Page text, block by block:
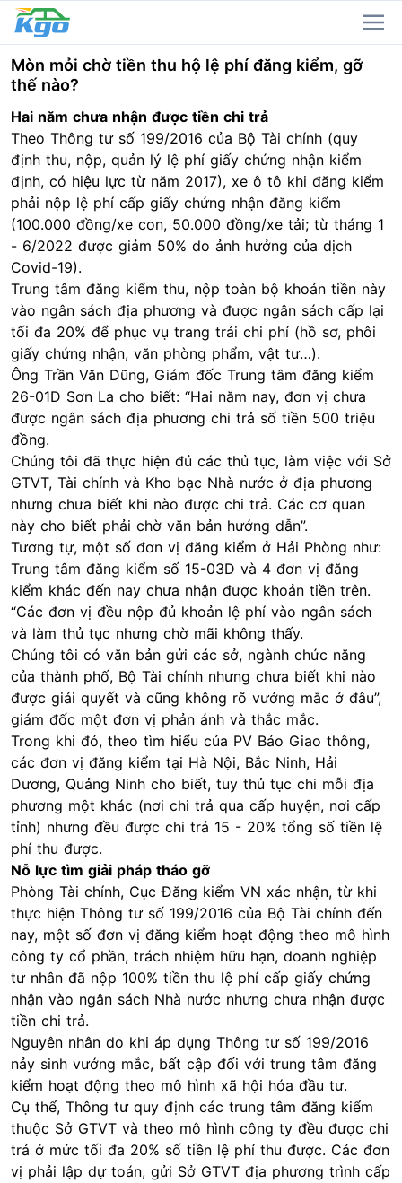
Mòn mỏi chờ tiền thu hộ lệ phí đăng kiểm, gỡ
thế nào?
Hai năm chưa nhận được tiền chi trả
Theo Thông tư số 199/2016 của Bộ Tài chính (quy
định thu, nộp, quản lý lệ phí giấy chứng nhận kiểm
định, có hiệu lực từ năm 2017), xe ô tô khi đăng kiểm
phải nộp lệ phí cấp giấy chứng nhận đăng kiểm
(100.000 đồng/xe con, 50.000 đồng/xe tải; từ tháng 1
- 6/2022 được giảm 50% do ảnh hưởng của dịch
Covid-19).
Trung tâm đăng kiểm thu, nộp toàn bộ khoản tiền này
vào ngân sách địa phương và được ngân sách cấp lại
tối đa 20% để phục vụ trang trải chi phí (hồ sơ, phôi
giấy chứng nhận, văn phòng phẩm, vật tư…).
Ông Trần Văn Dũng, Giám đốc Trung tâm đăng kiểm
26-01D Sơn La cho biết: “Hai năm nay, đơn vị chưa
được ngân sách địa phương chi trả số tiền 500 triệu
đồng.
Chúng tôi đã thực hiện đủ các thủ tục, làm việc với Sở
GTVT, Tài chính và Kho bạc Nhà nước ở địa phương
nhưng chưa biết khi nào được chi trả. Các cơ quan
này cho biết phải chờ văn bản hướng dẫn”.
Tương tự, một số đơn vị đăng kiểm ở Hải Phòng như:
Trung tâm đăng kiểm số 15-03D và 4 đơn vị đăng
kiểm khác đến nay chưa nhận được khoản tiền trên.
“Các đơn vị đều nộp đủ khoản lệ phí vào ngân sách
và làm thủ tục nhưng chờ mãi không thấy.
Chúng tôi có văn bản gửi các sở, ngành chức năng
của thành phố, Bộ Tài chính nhưng chưa biết khi nào
được giải quyết và cũng không rõ vướng mắc ở đâu”,
giám đốc một đơn vị phản ánh và thắc mắc.
Trong khi đó, theo tìm hiểu của PV Báo Giao thông,
các đơn vị đăng kiểm tại Hà Nội, Bắc Ninh, Hải
Dương, Quảng Ninh cho biết, tuy thủ tục chi mỗi địa
phương một khác (nơi chi trả qua cấp huyện, nơi cấp
tỉnh) nhưng đều được chi trả 15 - 20% tổng số tiền lệ
phí thu được.
Nỗ lực tìm giải pháp tháo gỡ
Phòng Tài chính, Cục Đăng kiểm VN xác nhận, từ khi
thực hiện Thông tư số 199/2016 của Bộ Tài chính đến
nay, một số đơn vị đăng kiểm hoạt động theo mô hình
công ty cổ phần, trách nhiệm hữu hạn, doanh nghiệp
tư nhân đã nộp 100% tiền thu lệ phí cấp giấy chứng
nhận vào ngân sách Nhà nước nhưng chưa nhận được
tiền chi trả.
Nguyên nhân do khi áp dụng Thông tư số 199/2016
nảy sinh vướng mắc, bất cập đối với trung tâm đăng
kiểm hoạt động theo mô hình xã hội hóa đầu tư.
Cụ thể, Thông tư quy định các trung tâm đăng kiểm
thuộc Sở GTVT và theo mô hình công ty đều được chi
trả ở mức tối đa 20% số tiền lệ phí thu được. Các đơn
vị phải lập dự toán, gửi Sở GTVT địa phương trình cấp